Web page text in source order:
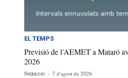
EL TEMPS
Previsió de l’AEMET a Mataró
2026
Redacció - 7 d'agost de 2026